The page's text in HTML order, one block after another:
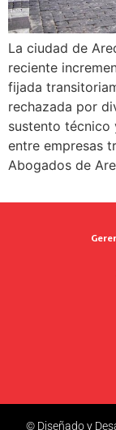
La ciudad de
reciente
fijada
rechazada por
sustento
entre empresas
Abogados de
© Diseñado y